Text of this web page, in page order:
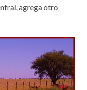
agrega otro